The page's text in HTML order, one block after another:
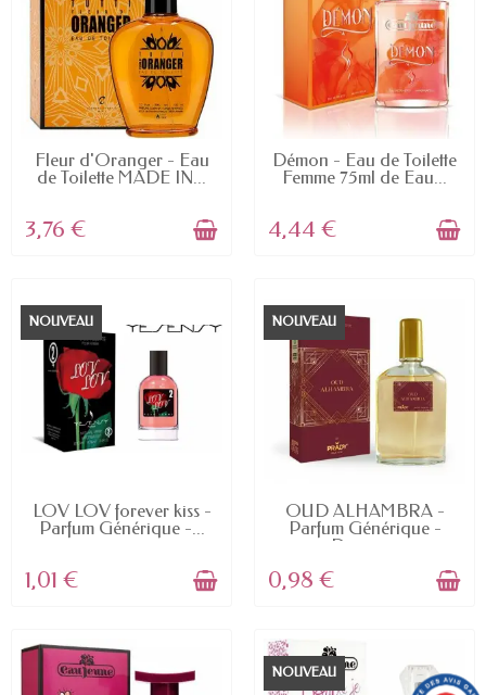
EN STOCK
Fleur d'Oranger - Eau
de Toilette MADE IN...
3,76 €
EN STOCK
Démon - Eau de Toilette
Femme 75ml de Eau...
4,44 €
NOUVEAU
EN STOCK
LOV LOV forever kiss -
Parfum Générique -...
1,01 €
NOUVEAU
EN STOCK
OUD ALHAMBRA -
Parfum Générique -
Dupe -...
0,98 €
NOUVEAU